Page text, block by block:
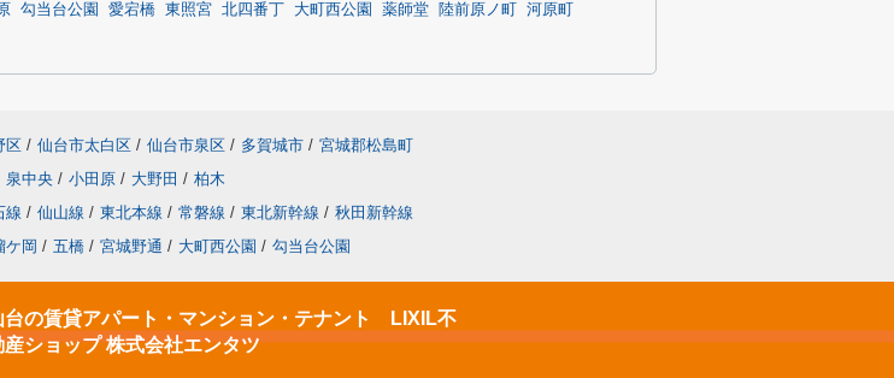
勾当台公園 愛宕橋 東照宮 北四番丁 大町西公園 薬師堂 陸前原ノ町
河原町
区 / 仙台市太白区 / 仙台市泉区 / 多賀城市 / 宮城郡松島町
泉中央 / 小田原 / 大野田 / 柏木
線 / 仙山線 / 東北本線 / 常磐線 / 東北新幹線 / 秋田新幹線
ケ岡 / 五橋 / 宮城野通 / 大町西公園 / 勾当台公園
台の賃貸アパート・マンション・テナント LIXIL不
産ショップ 株式会社エンタツ